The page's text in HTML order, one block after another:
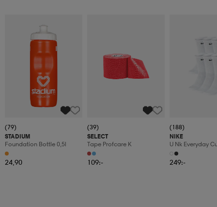
(79)
STADIUM
Foundation Bottle 0,5l
24,90
(39)
SELECT
Tape Profcare K
109:-
(188)
NIKE
U Nk Everyday
6pr-Bd
249:-